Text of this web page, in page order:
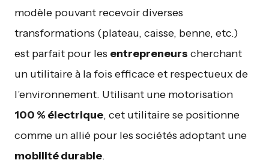
modèle pouvant recevoir diverses
transformations (plateau, caisse, benne, etc.)
est parfait pour les entrepreneurs cherchant
un utilitaire à la fois efficace et respectueux de
l’environnement. Utilisant une motorisation
100 % électrique, cet utilitaire se positionne
comme un allié pour les sociétés adoptant une
mobilité durable.